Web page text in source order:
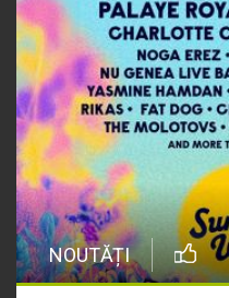
NOUTĂȚI